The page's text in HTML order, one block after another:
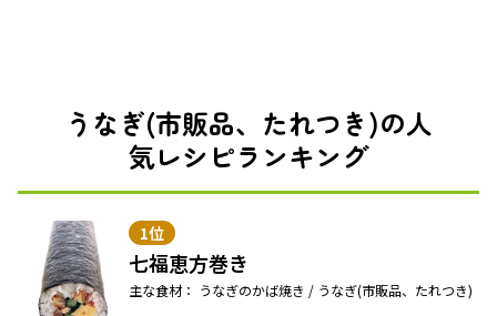
うなぎ(市販品、たれつき)の人
気レシピランキング
1位
七福恵方巻き
主な食材： うなぎのかば焼き / うなぎ(市販品、たれつき)